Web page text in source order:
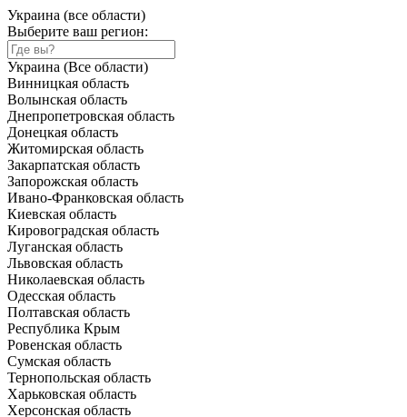
Украина (все области)
Выберите ваш регион:
Украина (Все области)
Винницкая область
Волынская область
Днепропетровская область
Донецкая область
Житомирская область
Закарпатская область
Запорожская область
Ивано-Франковская область
Киевская область
Кировоградская область
Луганская область
Львовская область
Николаевская область
Одесская область
Полтавская область
Республика Крым
Ровенская область
Сумская область
Тернопольская область
Харьковская область
Херсонская область